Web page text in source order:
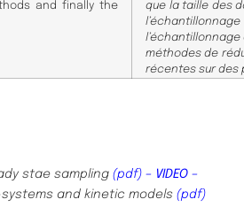
and finally the
que la taille des
méthodes de
récentes sur des
stae sampling (pdf) – VIDEO –
and kinetic models (pdf)